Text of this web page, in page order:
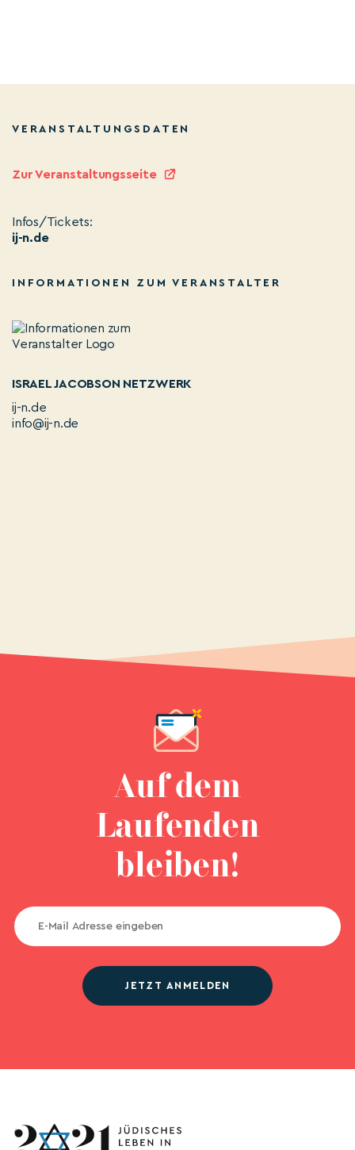
VERANSTALTUNGSDATEN
Zur Veranstaltungsseite
Infos/Tickets:
ij-n.de
INFORMATIONEN ZUM VERANSTALTER
ISRAEL JACOBSON NETZWERK
ij-n.de
info@ij-n.de
Auf dem
Laufenden
bleiben!
JETZT ANMELDEN